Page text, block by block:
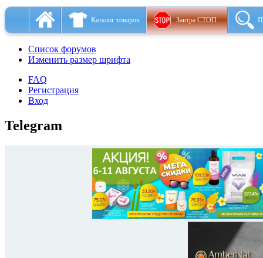
Каталог товаров Завтра СТОП
Список форумов
Изменить размер шрифта
FAQ
Регистрация
Вход
Telegram